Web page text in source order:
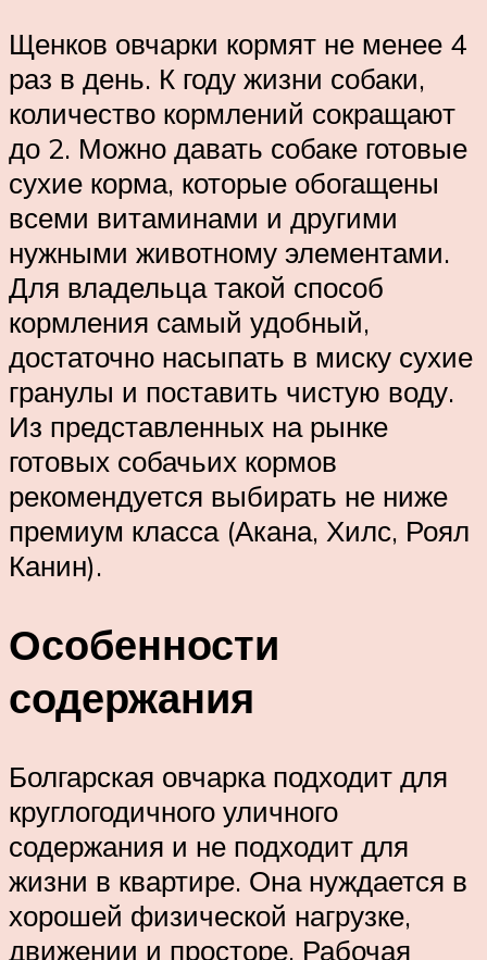
Щенков овчарки кормят не менее 4
раз в день. К году жизни собаки,
количество кормлений сокращают
до 2. Можно давать собаке готовые
сухие корма, которые обогащены
всеми витаминами и другими
нужными животному элементами.
Для владельца такой способ
кормления самый удобный,
достаточно насыпать в миску сухие
гранулы и поставить чистую воду.
Из представленных на рынке
готовых собачьих кормов
рекомендуется выбирать не ниже
премиум класса (Акана, Хилс, Роял
Канин).
Особенности
содержания
Болгарская овчарка подходит для
круглогодичного уличного
содержания и не подходит для
жизни в квартире. Она нуждается в
хорошей физической нагрузке,
движении и просторе. Рабочая